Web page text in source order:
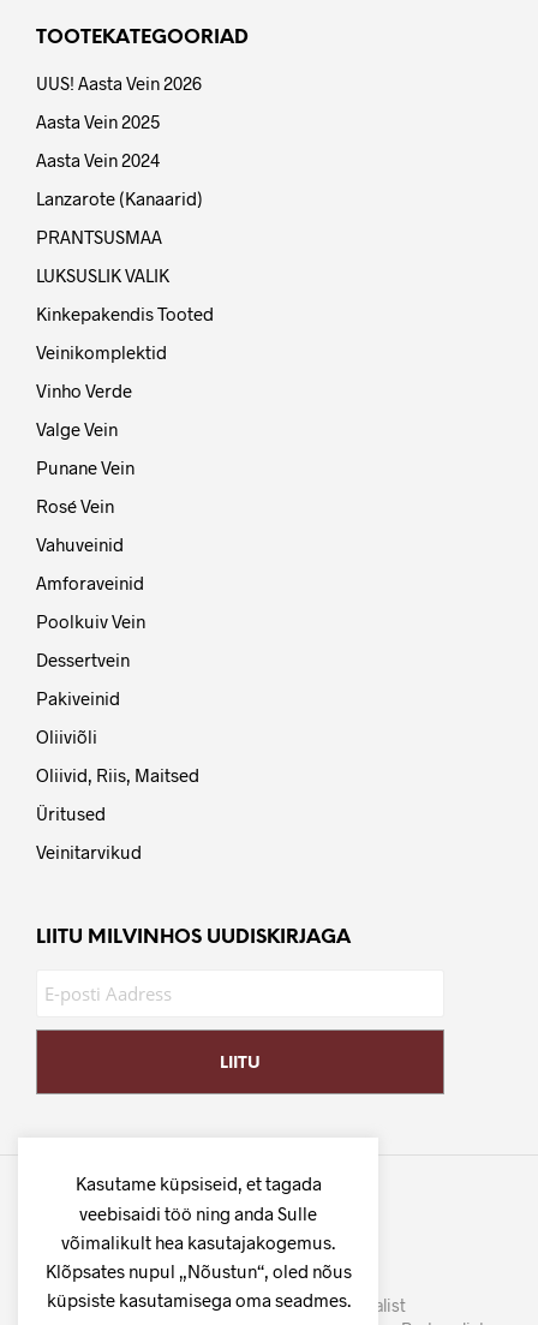
TOOTEKATEGOORIAD
UUS! Aasta Vein 2026
Aasta Vein 2025
Aasta Vein 2024
Lanzarote (Kanaarid)
PRANTSUSMAA
LUKSUSLIK VALIK
Kinkepakendis Tooted
Veinikomplektid
Vinho Verde
Valge Vein
Punane Vein
Rosé Vein
Vahuveinid
Amforaveinid
Poolkuiv Vein
Dessertvein
Pakiveinid
Oliiviõli
Oliivid, Riis, Maitsed
Üritused
Veinitarvikud
LIITU MILVINHOS UUDISKIRJAGA
©MilVinhos- Tuhat veini Portugalist
Kasutame küpsiseid, et tagada
veebisaidi töö ning anda Sulle
võimalikult hea kasutajakogemus.
Klõpsates nupul „Nõustun“, oled nõus
küpsiste kasutamisega oma seadmes.